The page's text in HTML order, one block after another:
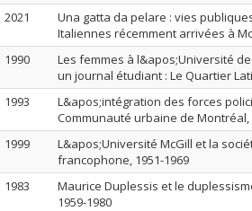
2021
Una gatta da pelare : vies
Italiennes récemment arrivées à
1990
Les femmes à l&apos;Université
un journal étudiant : Le Quartier
1993
L&apos;intégration des forces
Communauté urbaine de
1999
L&apos;Université McGill et la
francophone, 1951-1969
1983
Maurice Duplessis et le
1959-1980